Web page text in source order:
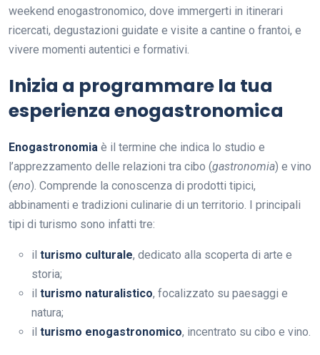
weekend enogastronomico, dove immergerti in itinerari
ricercati, degustazioni guidate e visite a cantine o frantoi, e
vivere momenti autentici e formativi.
Inizia a programmare la tua
esperienza enogastronomica
Enogastronomia è il termine che indica lo studio e
l’apprezzamento delle relazioni tra cibo (gastronomia) e vino
(eno). Comprende la conoscenza di prodotti tipici,
abbinamenti e tradizioni culinarie di un territorio. I principali
tipi di turismo sono infatti tre:
il turismo culturale, dedicato alla scoperta di arte e
storia;
il turismo naturalistico, focalizzato su paesaggi e
natura;
il turismo enogastronomico, incentrato su cibo e vino.